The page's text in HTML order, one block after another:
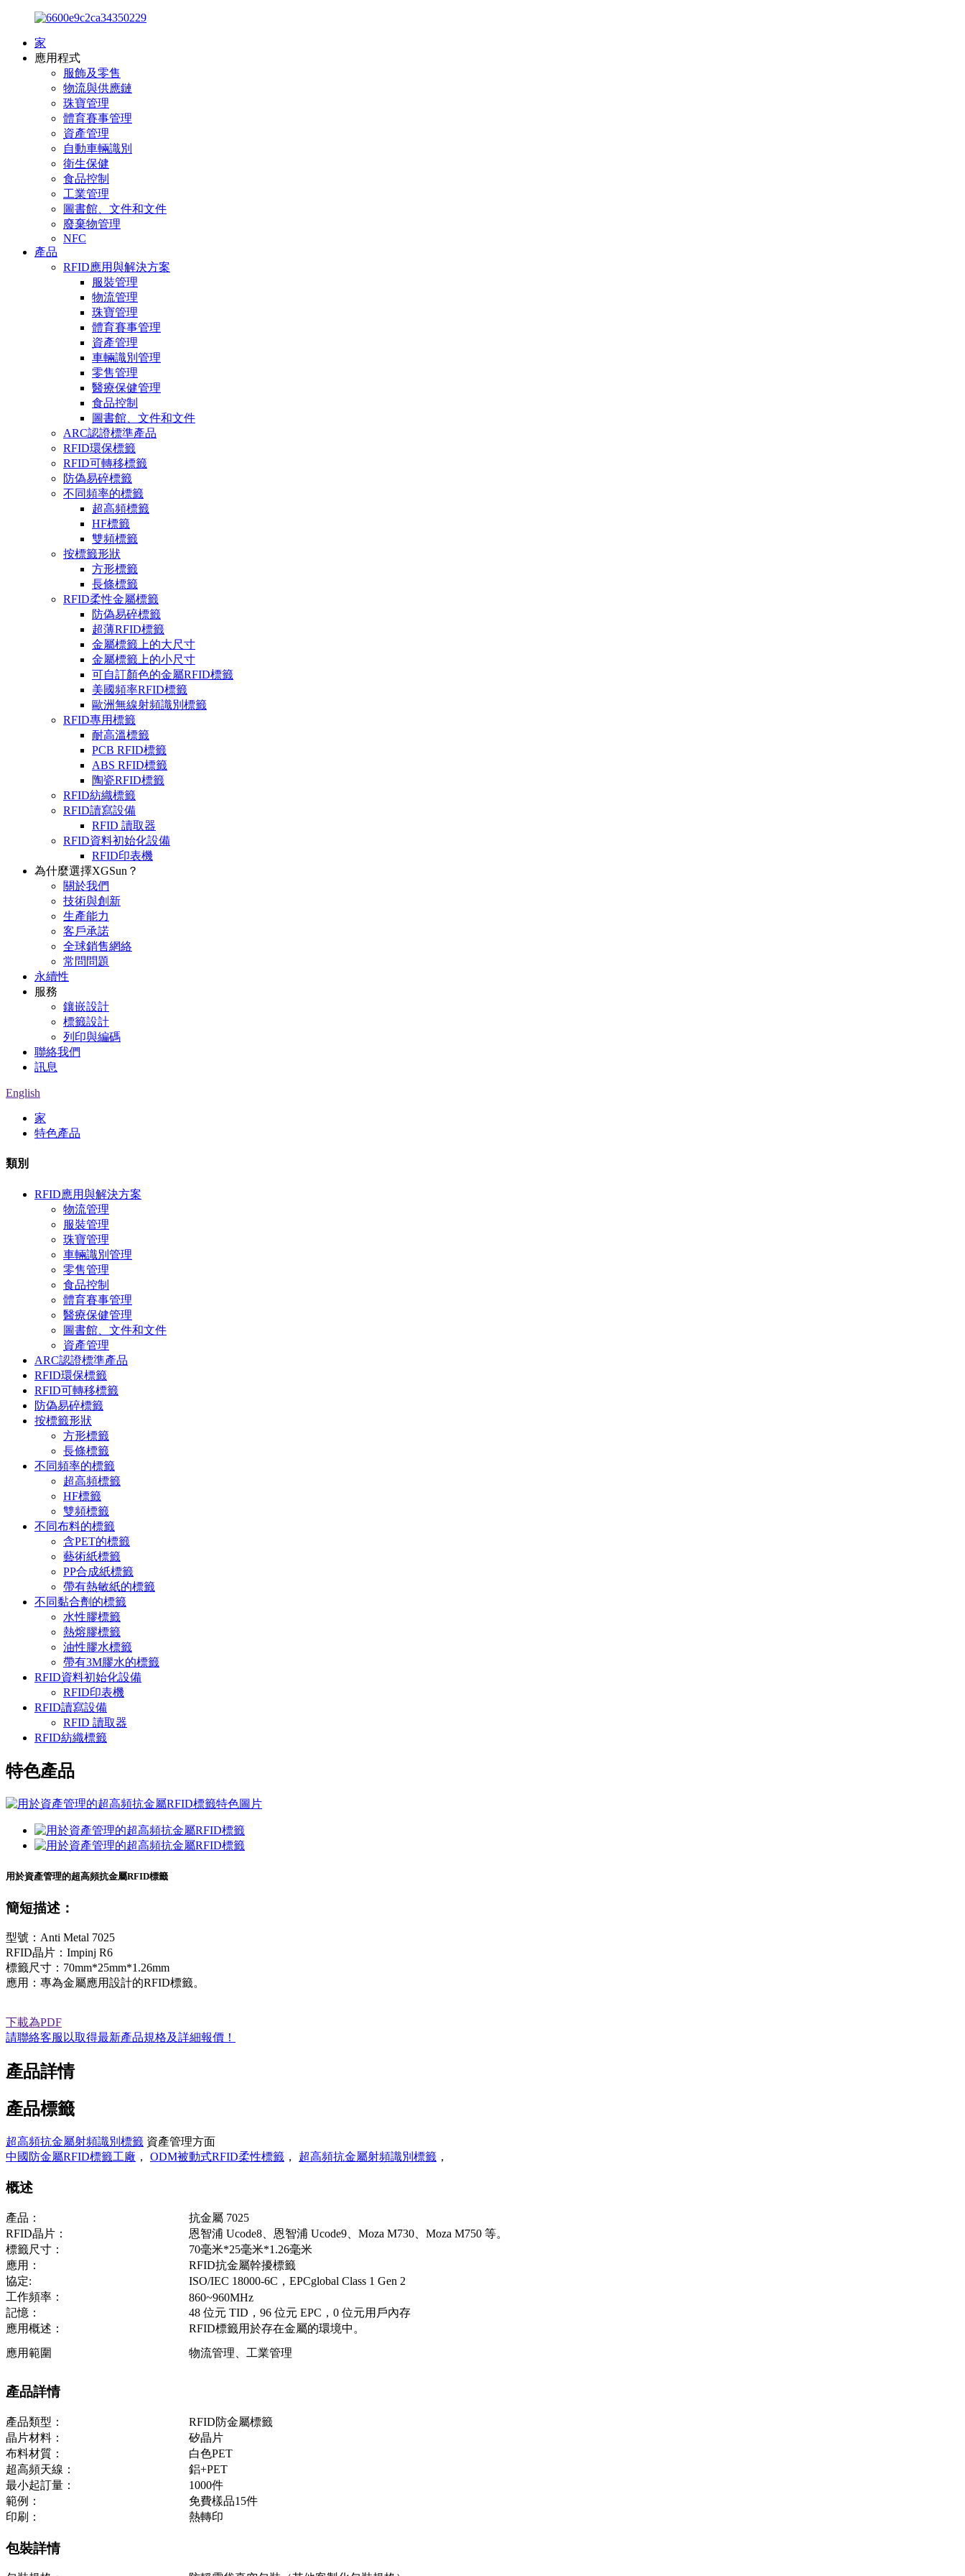
家
應用程式
服飾及零售
物流與供應鏈
珠寶管理
體育賽事管理
資產管理
自動車輛識別
衛生保健
食品控制
工業管理
圖書館、文件和文件
廢棄物管理
NFC
產品
RFID應用與解決方案
服裝管理
物流管理
珠寶管理
體育賽事管理
資產管理
車輛識別管理
零售管理
醫療保健管理
食品控制
圖書館、文件和文件
ARC認證標準產品
RFID環保標籤
RFID可轉移標籤
防偽易碎標籤
不同頻率的標籤
超高頻標籤
HF標籤
雙頻標籤
按標籤形狀
方形標籤
長條標籤
RFID柔性金屬標籤
防偽易碎標籤
超薄RFID標籤
金屬標籤上的大尺寸
金屬標籤上的小尺寸
可自訂顏色的金屬RFID標籤
美國頻率RFID標籤
歐洲無線射頻識別標籤
RFID專用標籤
耐高溫標籤
PCB RFID標籤
ABS RFID標籤
陶瓷RFID標籤
RFID紡織標籤
RFID讀寫設備
RFID 讀取器
RFID資料初始化設備
RFID印表機
為什麼選擇XGSun？
關於我們
技術與創新
生產能力
客戶承諾
全球銷售網絡
常問問題
永續性
服務
鑲嵌設計
標籤設計
列印與編碼
聯絡我們
訊息
English
家
特色產品
類別
RFID應用與解決方案
物流管理
服裝管理
珠寶管理
車輛識別管理
零售管理
食品控制
體育賽事管理
醫療保健管理
圖書館、文件和文件
資產管理
ARC認證標準產品
RFID環保標籤
RFID可轉移標籤
防偽易碎標籤
按標籤形狀
方形標籤
長條標籤
不同頻率的標籤
超高頻標籤
HF標籤
雙頻標籤
不同布料的標籤
含PET的標籤
藝術紙標籤
PP合成紙標籤
帶有熱敏紙的標籤
不同黏合劑的標籤
水性膠標籤
熱熔膠標籤
油性膠水標籤
帶有3M膠水的標籤
RFID資料初始化設備
RFID印表機
RFID讀寫設備
RFID 讀取器
RFID紡織標籤
特色產品
用於資產管理的超高頻抗金屬RFID標籤
簡短描述：
型號：Anti Metal 7025
RFID晶片：Impinj R6
標籤尺寸：70mm*25mm*1.26mm
應用：專為金屬應用設計的RFID標籤。
下載為PDF
請聯絡客服以取得最新產品規格及詳細報價！
產品詳情
產品標籤
超高頻抗金屬射頻識別標籤 資產管理方面
中國防金屬RFID標籤工廠 ， ODM被動式RFID柔性標籤 ， 超高頻抗金屬射頻識別標籤 ，
概述
產品：
抗金屬 7025
RFID晶片：
恩智浦 Ucode8、恩智浦 Ucode9、Moza M730、Moza M750 等。
標籤尺寸：
70毫米*25毫米*1.26毫米
應用：
RFID抗金屬幹擾標籤
協定:
ISO/IEC 18000-6C，EPCglobal Class 1 Gen 2
工作頻率：
860~960MHz
記憶：
48 位元 TID，96 位元 EPC，0 位元用戶內存
應用概述：
RFID標籤用於存在金屬的環境中。
應用範圍
物流管理、工業管理
產品詳情
產品類型：
RFID防金屬標籤
晶片材料：
矽晶片
布料材質：
白色PET
超高頻天線：
鋁+PET
最小起訂量：
1000件
範例：
免費樣品15件
印刷：
熱轉印
包裝詳情